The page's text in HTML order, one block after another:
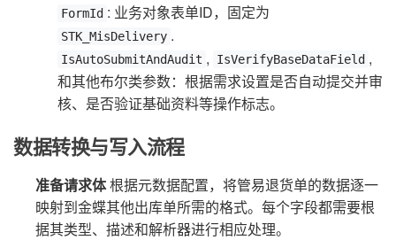
FormId : 业务对象表单ID，固定为
STK_MisDelivery .
IsAutoSubmitAndAudit , IsVerifyBaseDataField ,
和其他布尔类参数：根据需求设置是否自动提交并审
核、是否验证基础资料等操作标志。
数据转换与写入流程
准备请求体根据元数据配置，将管易退货单的数据逐一
映射到金蝶其他出库单所需的格式。每个字段都需要根
据其类型、描述和解析器进行相应处理。